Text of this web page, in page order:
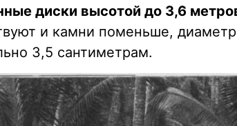
диски высотой до 3,6
и камни поменьше,
3,5 сантиметрам.